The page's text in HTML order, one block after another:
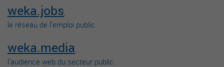
weka.jobs,
le réseau de l’emploi public.
weka.media,
l’audience web du secteur public.